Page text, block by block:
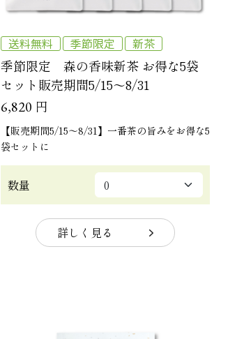
送料無料 季節限定 新茶
季節限定 森の香味新茶 お得な5袋
セット販売期間5/15～8/31
6,820 円
【販売期間5/15～8/31】一番茶の旨みをお得な5
袋セットに
数量
詳しく見る